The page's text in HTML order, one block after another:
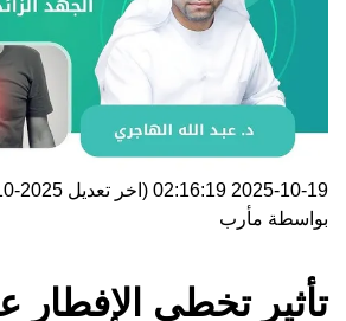
2025-10-19 02:16:19 (اخر تعديل 2025-10-19 02:16:19
بواسطة مأرب
تأثير تخطي